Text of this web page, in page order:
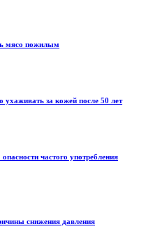
мясо пожилым
ухаживать за кожей после 50 лет
частого употребления
снижения давления